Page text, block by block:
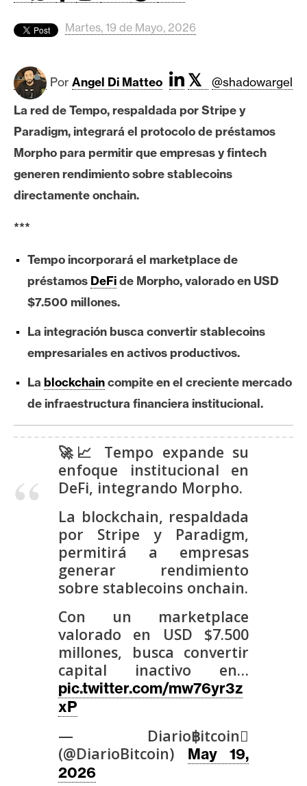
B
t
c
o
i
n
E
r
e
m
I
A
A
n
N
P
Martes, 19 de Mayo, 2026
Por Angel Di Matteo 𝕏
@shadowargel
La red de Tempo, respaldada por Stripe y
Paradigm, integrará el protocolo de préstamos
Morpho para permitir que empresas y fintech
generen rendimiento sobre stablecoins
directamente onchain.
***
Tempo incorporará el marketplace de
préstamos DeFide Morpho, valorado en USD
$7.500 millones.
La integración busca convertir stablecoins
empresariales en activos productivos.
La blockchaincompite en el creciente mercado
de infraestructura financiera institucional.
🚀📈 Tempo expande su
enfoque institucional en
DeFi, integrando Morpho.
La blockchain, respaldada
por Stripe y Paradigm,
permitirá a empresas
generar rendimiento
sobre stablecoins onchain.
Con un marketplace
valorado en USD $7.500
millones, busca convertir
capital inactivo en…
pic.twitter.com/mw76yr3z
xP
— Diario฿itcoin
(@DiarioBitcoin) May 19,
2026